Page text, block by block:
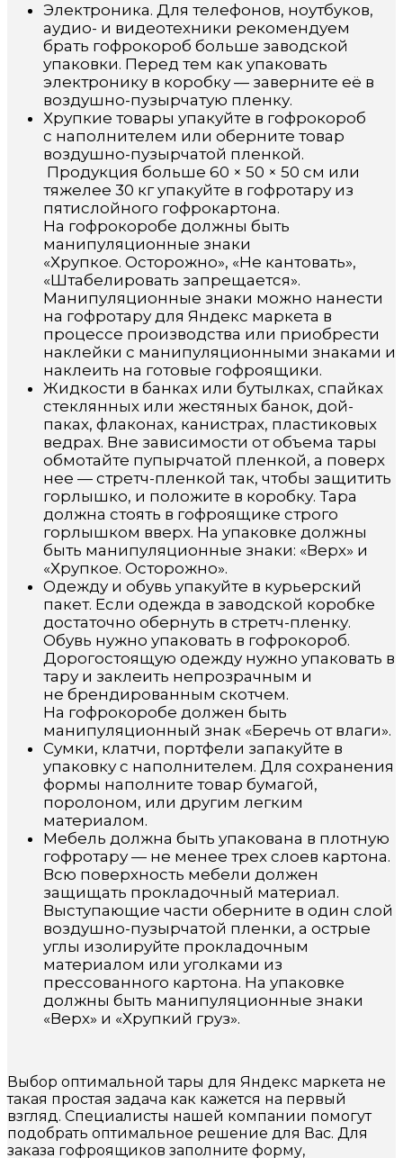
Электроника. Для телефонов, ноутбуков,
аудио- и видеотехники рекомендуем
брать гофрокороб больше заводской
упаковки. Перед тем как упаковать
электронику в коробку — заверните её в
воздушно-пузырчатую пленку.
Хрупкие товары упакуйте в гофрокороб
с наполнителем или оберните товар
воздушно-пузырчатой пленкой.
Продукция больше 60 × 50 × 50 см или
тяжелее 30 кг упакуйте в гофротару из
пятислойного гофрокартона.
На гофрокоробе должны быть
манипуляционные знаки
«Хрупкое. Осторожно», «Не кантовать»,
«Штабелировать запрещается».
Манипуляционные знаки можно нанести
на гофротару для Яндекс маркета в
процессе производства или приобрести
наклейки с манипуляционными знаками и
наклеить на готовые гофроящики.
Жидкости в банках или бутылках, спайках
стеклянных или жестяных банок, дой-
паках, флаконах, канистрах, пластиковых
ведрах. Вне зависимости от объема тары
обмотайте пупырчатой пленкой, а поверх
нее — стретч-пленкой так, чтобы защитить
горлышко, и положите в коробку. Тара
должна стоять в гофроящике строго
горлышком вверх. На упаковке должны
быть манипуляционные знаки: «Верх» и
«Хрупкое. Осторожно».
Одежду и обувь упакуйте в курьерский
пакет. Если одежда в заводской коробке
достаточно обернуть в стретч-пленку.
Обувь нужно упаковать в гофрокороб.
Дорогостоящую одежду нужно упаковать в
тару и заклеить непрозрачным и
не брендированным скотчем.
На гофрокоробе должен быть
манипуляционный знак «Беречь от влаги».
Сумки, клатчи, портфели запакуйте в
упаковку с наполнителем. Для сохранения
формы наполните товар бумагой,
поролоном, или другим легким
материалом.
Мебель должна быть упакована в плотную
гофротару — не менее трех слоев картона.
Всю поверхность мебели должен
защищать прокладочный материал.
Выступающие части оберните в один слой
воздушно-пузырчатой пленки, а острые
углы изолируйте прокладочным
материалом или уголками из
прессованного картона. На упаковке
должны быть манипуляционные знаки
«Верх» и «Хрупкий груз».
Выбор оптимальной тары для Яндекс маркета не
такая простая задача как кажется на первый
взгляд. Специалисты нашей компании помогут
подобрать оптимальное решение для Вас. Для
заказа гофроящиков заполните форму,